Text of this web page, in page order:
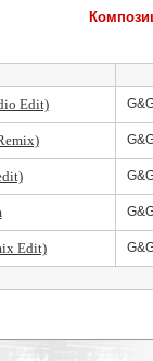
Edit)
Edit)